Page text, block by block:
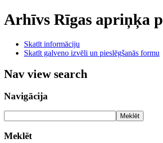
Arhīvs Rīgas apriņķa
Skatīt informāciju
Skatīt galveno izvēli un pieslēgšanās formu
Nav view search
Navigācija
Meklēt
Meklēt